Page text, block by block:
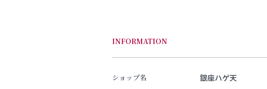
INFORMATION
ショップ名 銀座ハゲ天